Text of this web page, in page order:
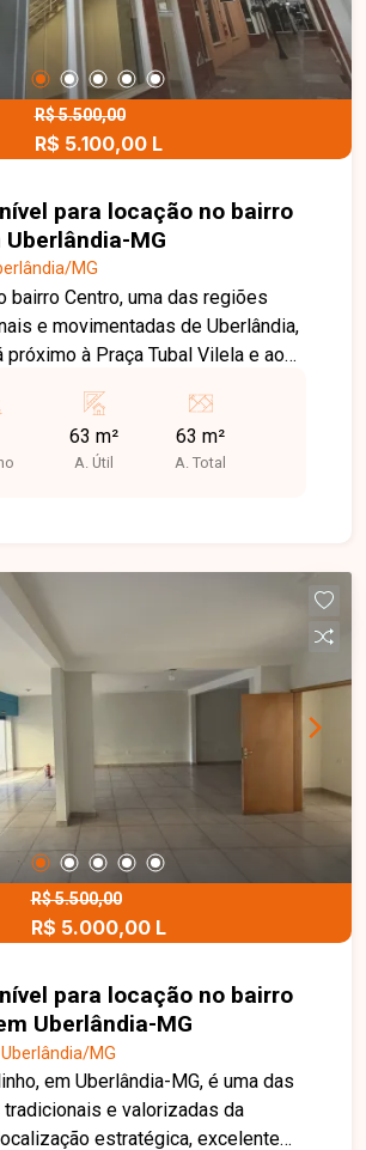
R$ 5.500,00
R$ 5.100,00 L
para locação no bairro
MG
MG
bairro Centro, uma das regiões
e movimentadas de Uberlândia,
à Praça Tubal Vilela e ao
A localização estratégica
a comércios, bancos,
público, sendo ideal para
versatilidade para diferentes
além de banheiro social e
pode ser utilizado como área
estoque ou apoio operacional.
oportunidade para quem deseja
em um ponto central e
Entre em contato para mais
agende uma visita para conhecer
Centro.
63 m²
A. Útil
63 m²
A. Total
R$ 5.500,00
R$ 5.000,00 L
para locação no bairro
Uberlândia-MG
MG
em Uberlândia-MG, é uma das
e valorizadas da
estratégica, excelente